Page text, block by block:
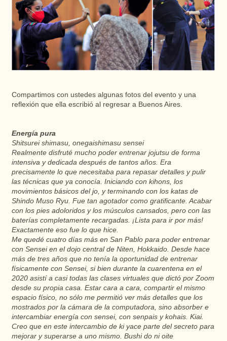
Compartimos con ustedes algunas fotos del evento y una
reflexión que ella escribió al regresar a Buenos Aires.
Energía pura
Shitsurei shimasu, onegaishimasu sensei
Realmente disfruté mucho poder entrenar jojutsu de forma
intensiva y dedicada después de tantos años. Era
precisamente lo que necesitaba para repasar detalles y pulir
las técnicas que ya conocía. Iniciando con kihons, los
movimientos básicos del jo, y terminando con los katas de
Shindo Muso Ryu. Fue tan agotador como gratificante. Acabar
con los pies adoloridos y los músculos cansados, pero con las
baterías completamente recargadas. ¡Lista para ir por más!
Exactamente eso fue lo que hice.
Me quedé cuatro días más en San Pablo para poder entrenar
con Sensei en el dojo central de Niten, Hokkaido. Desde hace
más de tres años que no tenía la oportunidad de entrenar
físicamente con Sensei, si bien durante la cuarentena en el
2020 asistí a casi todas las clases virtuales que dictó por Zoom
desde su propia casa. Estar cara a cara, compartir el mismo
espacio físico, no sólo me permitió ver más detalles que los
mostrados por la cámara de la computadora, sino absorber e
intercambiar energía con sensei, con senpais y kohais. Kiai.
Creo que en este intercambio de ki yace parte del secreto para
mejorar y superarse a uno mismo. Bushi do ni oite